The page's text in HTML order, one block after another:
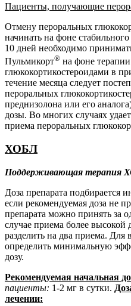
Пациенты, получающие
Отмену пероральных
начинать на фоне
10 дней необходимо
Пульмикорт® на фоне
глюкокортикостероидами в
течение месяца следует
пероральных
преднизолона или его
дозы. Во многих случаях
приема пероральных
ХОБЛ
Поддерживающая терапия
Доза препарата подбирается
если рекомендуемая доза не
препарата можно принять за
случае приема более высокой
разделить на два приема. Для
определить минимальную
дозу.
Рекомендуемая начальная
пациенты: 1-2 мг в сутки.
лечении: